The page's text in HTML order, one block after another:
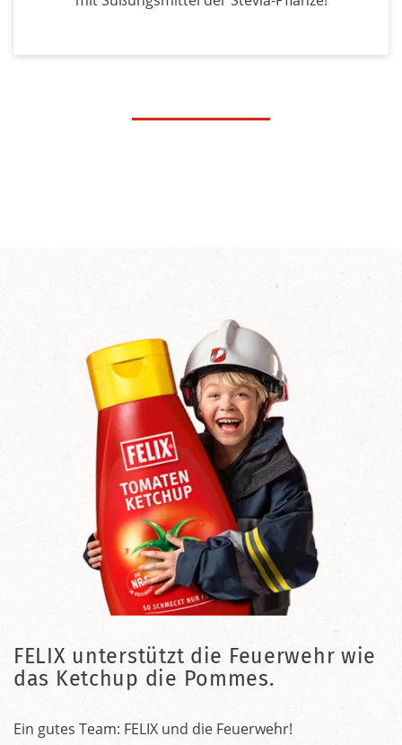
FELIX unterstützt die Feuerwehr wie
das Ketchup die Pommes.
Ein gutes Team: FELIX und die Feuerwehr!